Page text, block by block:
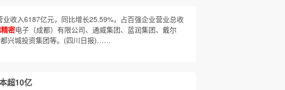
收入6187亿元，同比增长25.59%，占百强企业营业总收
密电子（成都）有限公司、通威集团、蓝润集团、戴尔
都兴城投资集团等。(四川日报)……
超10亿